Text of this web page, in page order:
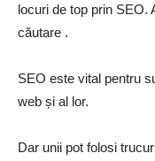
locuri de top prin SEO.
căutare .
SEO este vital pentru
web și al lor.
Dar unii pot folosi